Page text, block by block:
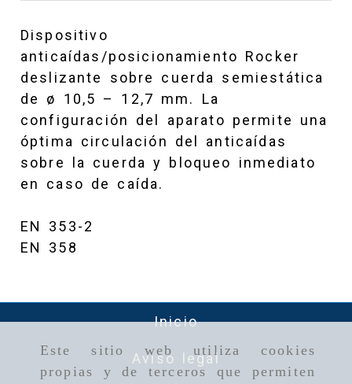
Este sitio web utiliza cookies
propias y de terceros que permiten
Dispositivo
anticaídas/posicionamiento Rocker
deslizante sobre cuerda semiestática
de ø 10,5 – 12,7 mm. La
configuración del aparato permite una
óptima circulación del anticaídas
sobre la cuerda y bloqueo inmediato
en caso de caída.
EN 353-2
EN 358
Inicio
Aviso legal